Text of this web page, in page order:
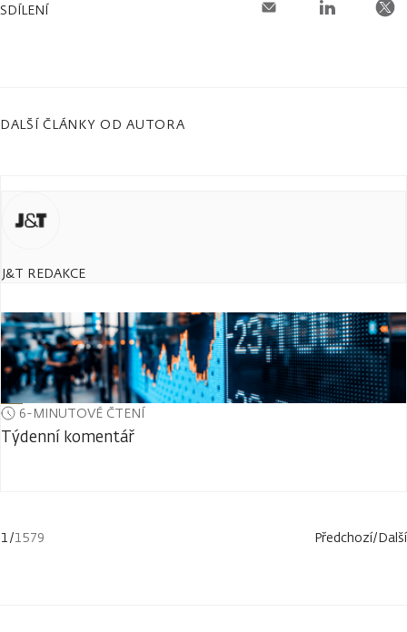
SDÍLENÍ
DALŠÍ ČLÁNKY OD AUTORA
J&T REDAKCE
6-MINUTOVÉ ČTENÍ
Týdenní komentář
1/1579 Předchozí/Další